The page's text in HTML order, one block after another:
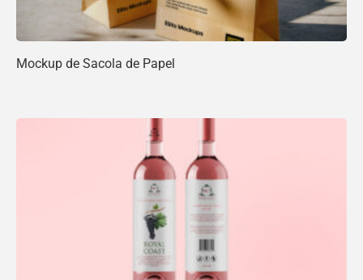
Mockup de Sacola de Papel